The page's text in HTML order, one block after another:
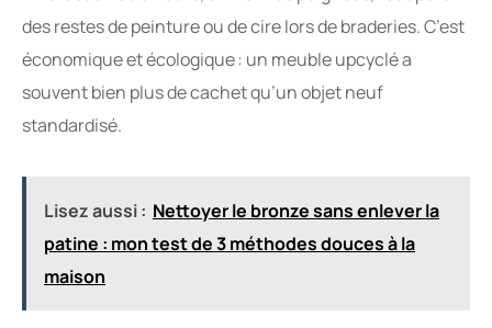
des restes de peinture ou de cire lors de braderies. C’est
économique et écologique : un meuble upcyclé a
souvent bien plus de cachet qu’un objet neuf
standardisé.
Lisez aussi : Nettoyer le bronze sans enlever la
patine : mon test de 3 méthodes douces à la
maison